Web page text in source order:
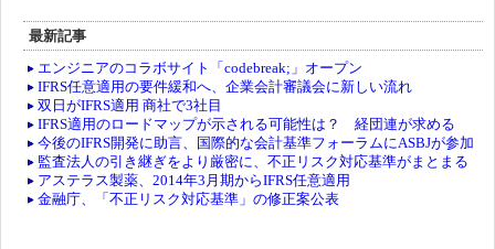
最新記事
エンジニアのコラボサイト「codebreak;」オープン
IFRS任意適用の要件緩和へ、企業会計審議会に新しい流れ
双日がIFRS適用 商社で3社目
IFRS適用のロードマップが示される可能性は？ 経団連が求める
今後のIFRS開発に助言、国際的な会計基準フォーラムにASBJが参加
監査法人の引き継ぎをより厳密に、不正リスク対応基準がまとまる
アステラス製薬、2014年3月期からIFRS任意適用
金融庁、「不正リスク対応基準」の修正案公表